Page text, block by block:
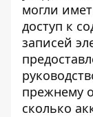
могли
доступ к
записей
прежнему
сколько